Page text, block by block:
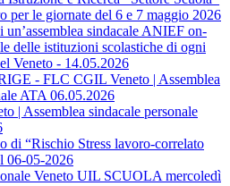
per le giornate del 6 e 7 maggio 2026
un’assemblea sindacale ANIEF on-
delle istituzioni scolastiche di ogni
Veneto - 14.05.2026
- FLC CGIL Veneto | Assemblea
ATA 06.05.2026
| Assemblea sindacale personale
di “Rischio Stress lavoro-correlato
06-05-2026
Veneto UIL SCUOLA mercoledì